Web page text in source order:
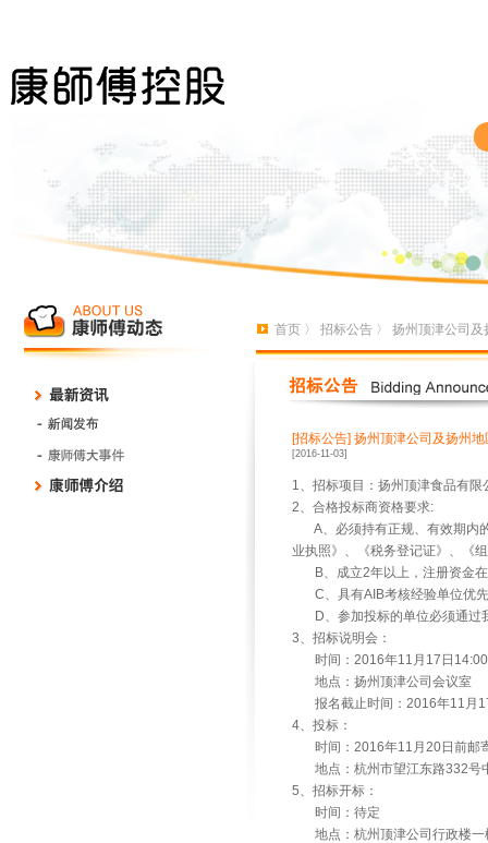
首页 〉 招标公告 〉 扬州顶津公司
[招标公告] 扬州顶津公司及扬州
[2016-11-03]
1、招标项目：扬州顶津食品有限
2、合格投标商资格要求:
A、必须持有正规、有效期内
业执照》、《税务登记证》、《
B、成立2年以上，注册资金在
C、具有AIB考核经验单位优
D、参加投标的单位必须通
3、招标说明会：
时间： 2016年11 月 17 日 14:00
地点：扬州顶津公司会议室
报名截止时间： 2016年11 月
4、投标：
时间： 2016年11 月 20日前邮
地点：杭州市望江东路332号
5、招标开标：
时间：待定
地点：杭州顶津公司行政楼一